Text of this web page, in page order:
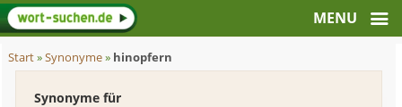
Start»Synonyme» hinopfern
Synonyme für